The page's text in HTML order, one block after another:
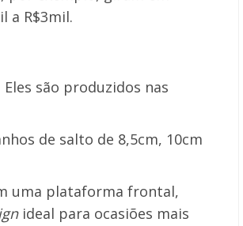
a R$3mil.
são produzidos nas
de salto de 8,5cm, 10cm
uma plataforma frontal,
ideal para ocasiões mais